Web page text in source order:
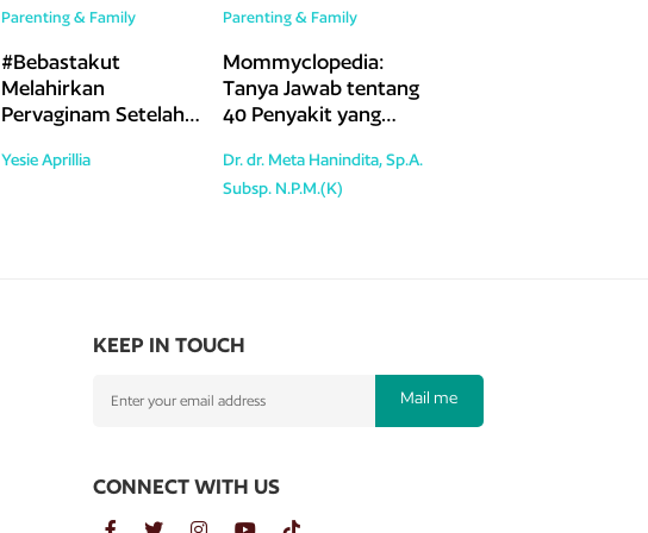
Parenting & Family
#Bebastakut
Melahirkan
Pervaginam Setelah
Sukses VBAC (Vaginal
Yesie Aprillia
Parenting & Family
Mommyclopedia:
Tanya Jawab tentang
40 Penyakit yang
Anak
Dr. dr. Meta Hanindita, Sp.A.
Subsp. N.P.M.(K)
KEEP IN TOUCH
Mail me
CONNECT WITH US